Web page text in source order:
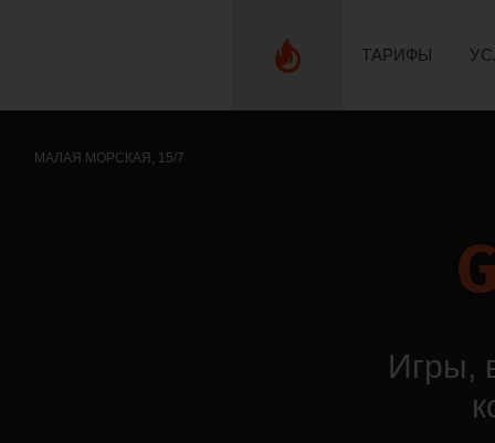
МАЛАЯ МОРСКАЯ, 15/7
ТАРИФЫ
Игры,